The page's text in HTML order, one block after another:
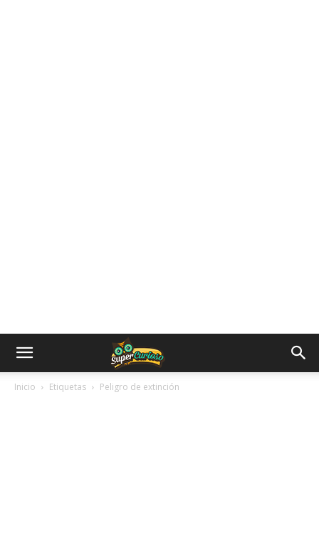
Inicio Etiquetas Peligro de extinción